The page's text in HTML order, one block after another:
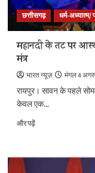
उत्कर्ष
मिशन
के
लिए
100
का
के
बारे
में
छत्तीसगढ़ धर्म-अध्यात्म/
​महानदी के तट पर
मंत्र
भारत न्यूज़ मंगल 4
रायपुर। सावन के पहले
केवल एक...
और पढ़ें​
तट